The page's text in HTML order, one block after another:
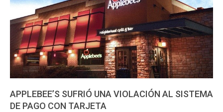
APPLEBEE’S SUFRIÓ UNA VIOLACIÓN AL SISTEMA
DE PAGO CON TARJETA